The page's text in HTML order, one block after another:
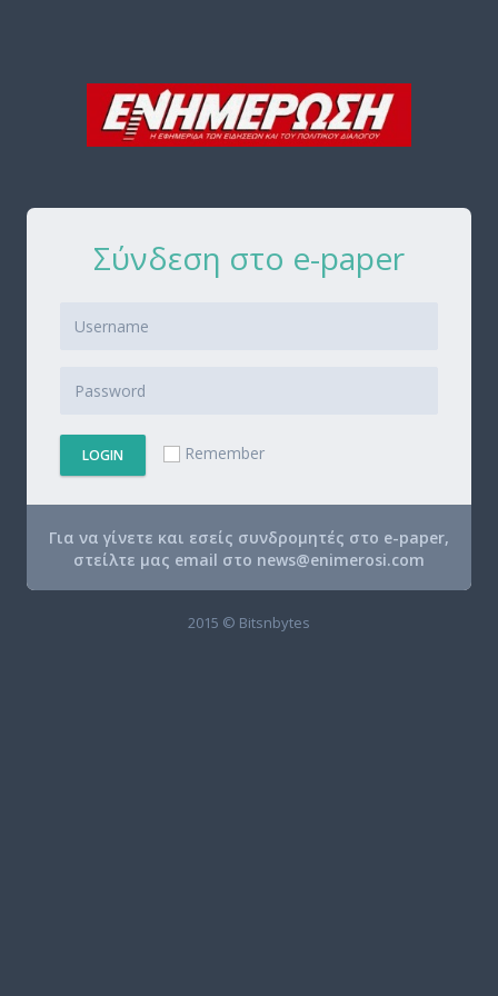
Σύνδεση στο e-paper
LOGIN Remember
Για να γίνετε και εσείς συνδρομητές στο e-paper,
στείλτε μας email στο news@enimerosi.com
2015 © Bitsnbytes